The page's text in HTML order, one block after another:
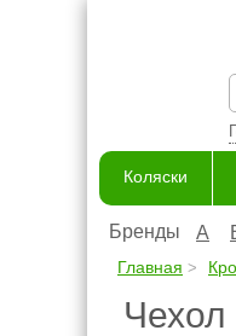
Коляски
Бренды A
Главная